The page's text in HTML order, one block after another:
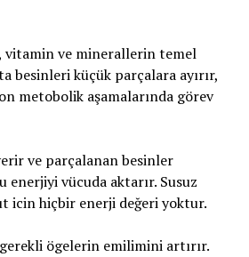
vitamin ve minerallerin temel
besinleri küçük parçalara ayırır,
metobolik aşamalarında görev
ve parçalanan besinler
enerjiyi vücuda aktarır. Susuz
icin hiçbir enerji değeri yoktur.
ögelerin emilimini artırır.